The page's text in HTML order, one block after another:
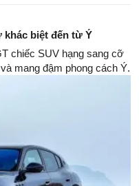
khác biệt đến từ Ý
chiếc SUV hạng sang cỡ
mang đậm phong cách Ý.